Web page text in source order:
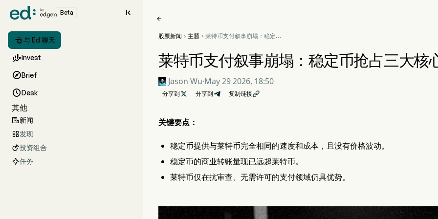
Beta 
 与 Ed 聊天
Invest
Brief
Desk
其他
新闻
发现
投资组合
任务

股票新闻  主题  莱特币支付叙事崩塌：稳定币
莱特币支付叙事崩塌：稳定币抢占三大核
Jason Wu·May 29 2026, 18:50
分享到  分享到 复制链接
关键要点：
稳定币提供与莱特币完全相同的速度和成本，且没有价格波动。
稳定币的商业转账量现已远超莱特币。
莱特币仅在抗审查、无需许可的支付领域仍具优势。